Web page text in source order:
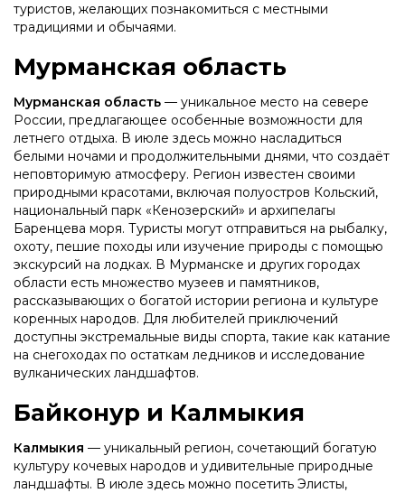
туристов, желающих познакомиться с местными
традициями и обычаями.
Мурманская область
Мурманская область — уникальное место на севере
России, предлагающее особенные возможности для
летнего отдыха. В июле здесь можно насладиться
белыми ночами и продолжительными днями, что создаёт
неповторимую атмосферу. Регион известен своими
природными красотами, включая полуостров Кольский,
национальный парк «Кенозерский» и архипелагы
Баренцева моря. Туристы могут отправиться на рыбалку,
охоту, пешие походы или изучение природы с помощью
экскурсий на лодках. В Мурманске и других городах
области есть множество музеев и памятников,
рассказывающих о богатой истории региона и культуре
коренных народов. Для любителей приключений
доступны экстремальные виды спорта, такие как катание
на снегоходах по остаткам ледников и исследование
вулканических ландшафтов.
Байконур и Калмыкия
Калмыкия — уникальный регион, сочетающий богатую
культуру кочевых народов и удивительные природные
ландшафты. В июле здесь можно посетить Элисты,